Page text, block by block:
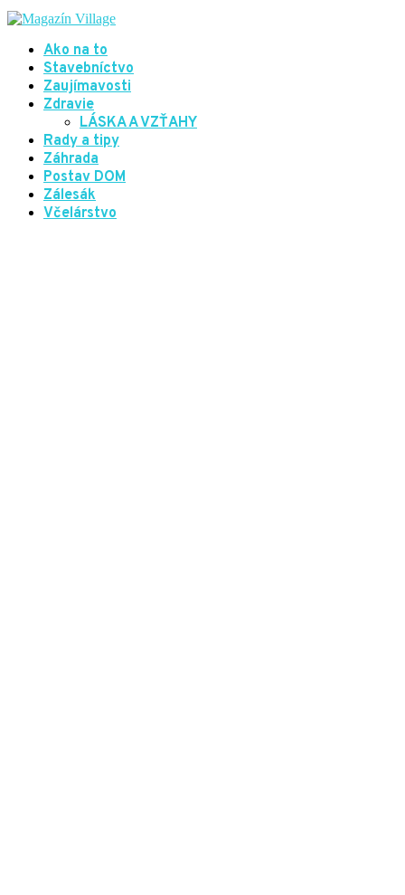
Ako na to
Stavebníctvo
Zaujímavosti
Zdravie
LÁSKA A VZŤAHY
Rady a tipy
Záhrada
Postav DOM
Zálesák
Včelárstvo